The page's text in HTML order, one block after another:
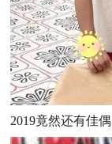
2019竟然还有佳